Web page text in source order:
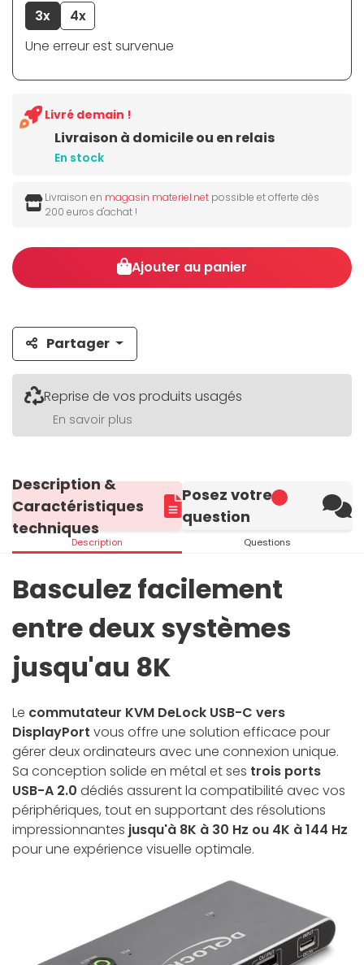
3x
4x
Une erreur est survenue
Livraison à domicile ou en relais
En stock
Livré demain !
Livraison en magasin materiel.net possible et offerte dès
200 euros d'achat !
Ajouter au panier
Partager
Reprise de vos produits usagés
En savoir plus
Description &
Caractéristiques
techniques
Description
Posez votre
question
Questions
Basculez facilement
entre deux systèmes
jusqu'au 8K
Le commutateur KVM DeLock USB-C vers
DisplayPort vous offre une solution efficace pour
gérer deux ordinateurs avec une connexion unique.
Sa conception solide en métal et ses trois ports
USB-A 2.0 dédiés assurent la compatibilité avec vos
périphériques, tout en supportant des résolutions
impressionnantes jusqu'à 8K à 30 Hz ou 4K à 144 Hz
pour une expérience visuelle optimale.